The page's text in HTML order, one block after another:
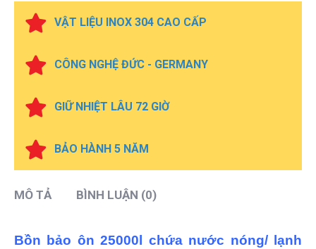
VẬT LIỆU INOX 304 CAO CẤP
CÔNG NGHỆ ĐỨC - GERMANY
GIỮ NHIỆT LÂU 72 GIỜ
BẢO HÀNH 5 NĂM
MÔ TẢ BÌNH LUẬN (0)
Bồn bảo ôn 25000l chứa nước nóng/ lạnh